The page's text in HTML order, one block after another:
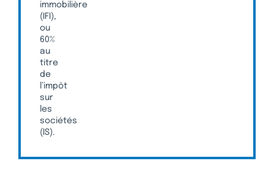
immobilière
(IFI),
ou
60%
au
titre
de
l’impôt
sur
les
sociétés
(IS).